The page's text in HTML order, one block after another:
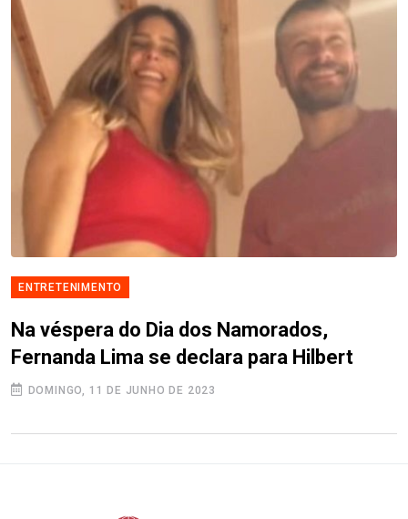
ENTRETENIMENTO
Na véspera do Dia dos Namorados,
Fernanda Lima se declara para Hilbert
DOMINGO, 11 DE JUNHO DE 2023